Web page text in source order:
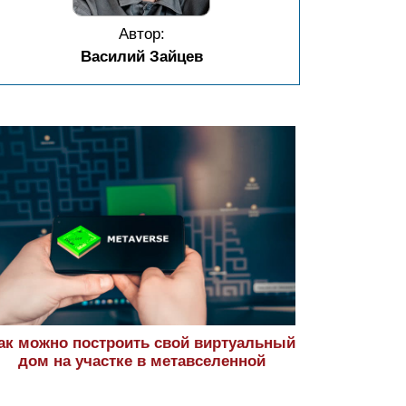
Автор:
Василий Зайцев
можно построить свой виртуальный
дом на участке в метавселенной